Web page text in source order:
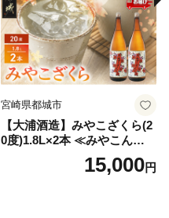
宮崎県都城市
【大浦酒造】みやこざくら(2
0度)1.8L×2本 ≪みやこんじょ
特急便≫_MJ-077115,000円